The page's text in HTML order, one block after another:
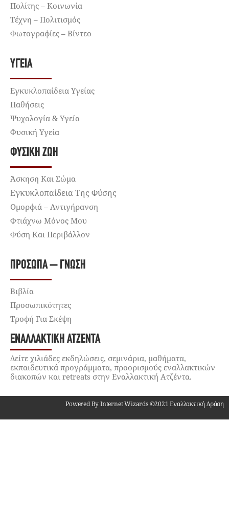
Πολίτης – Κοινωνία
Τέχνη – Πολιτισμός
Φωτογραφίες – Βίντεο
ΥΓΕΊΑ
Εγκυκλοπαίδεια Υγείας
Παθήσεις
Ψυχολογία & Υγεία
Φυσική Υγεία
ΦΥΣΙΚΉ ΖΩΉ
Άσκηση Και Σώμα
Εγκυκλοπαίδεια Της Φύσης
Ομορφιά – Αντιγήρανση
Φτιάχνω Μόνος Μου
Φύση Και Περιβάλλον
ΠΡΌΣΩΠΑ – ΓΝΏΣΗ
Βιβλία
Προσωπικότητες
Τροφή Για Σκέψη
ΕΝΑΛΛΑΚΤΙΚΉ ΑΤΖΈΝΤΑ
Δείτε χιλιάδες εκδηλώσεις, σεμινάρια, μαθήματα,
εκπαιδευτικά προγράμματα, προορισμούς εναλλακτικών
διακοπών και retreats στην Εναλλακτική Ατζέντα.
Powered By Internet Wizards ©2021 Εναλλακτική Δράση